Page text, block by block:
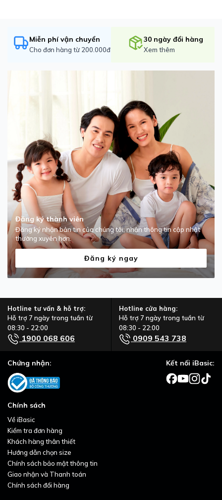
Miễn phí vận chuyển
Cho đơn hàng từ 200.000đ
30 ngày đổi hàng
Xem thêm
Đăng ký thành viên
Đăng ký nhận bản tin của chúng tôi, nhận thông tin cập nhật
thường xuyên hơn.
Đăng ký ngay
Hotline tư vấn & hỗ trợ:
Hỗ trợ 7 ngày trong tuần từ
08:30 - 22:00
1900 068 606
Hotline cửa hàng:
Hỗ trợ 7 ngày trong tuần từ
08:30 - 22:00
0909 543 738
Chính sách
Về iBasic
Kiểm tra đơn hàng
Khách hàng thân thiết
Hướng dẫn chọn size
Chính sách bảo mật thông tin
Giao nhận và Thanh toán
Chính sách đổi hàng
Chứng nhận: Kết nối iBasic: